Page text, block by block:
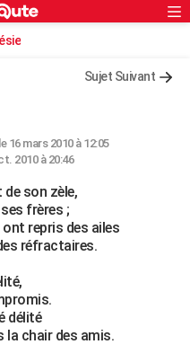
Sujet Suivant
16 mars 2010 à 12:05
2010 à 20:46
son zèle,
frères ;
repris des ailes
réfractaires.
délité
la chair des amis.